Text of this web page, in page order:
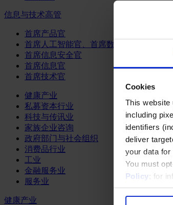
Cookies
This website
including
identifiers
deliver
your data for
You must
Policy; for
信息与技术高管
首席产品官
首席人工智能官、首席数据官和首席数据
首席信息安全官
首席信息官
首席技术官
健康产业
私募资本行业
科技与传讯业
家族企业咨询
政府部门与社会组织
消费品行业
工业
金融服务业
服务业
健康产业